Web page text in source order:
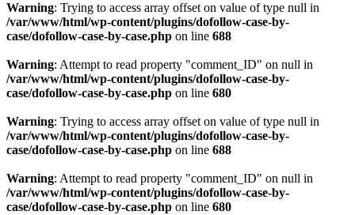
Warning: Trying to access array offset on value of type null in
/var/www/html/wp-content/plugins/dofollow-case-by-
case/dofollow-case-by-case.php on line 688
Warning: Attempt to read property "comment_ID" on null in
/var/www/html/wp-content/plugins/dofollow-case-by-
case/dofollow-case-by-case.php on line 680
Warning: Trying to access array offset on value of type null in
/var/www/html/wp-content/plugins/dofollow-case-by-
case/dofollow-case-by-case.php on line 688
Warning: Attempt to read property "comment_ID" on null in
/var/www/html/wp-content/plugins/dofollow-case-by-
case/dofollow-case-by-case.php on line 680